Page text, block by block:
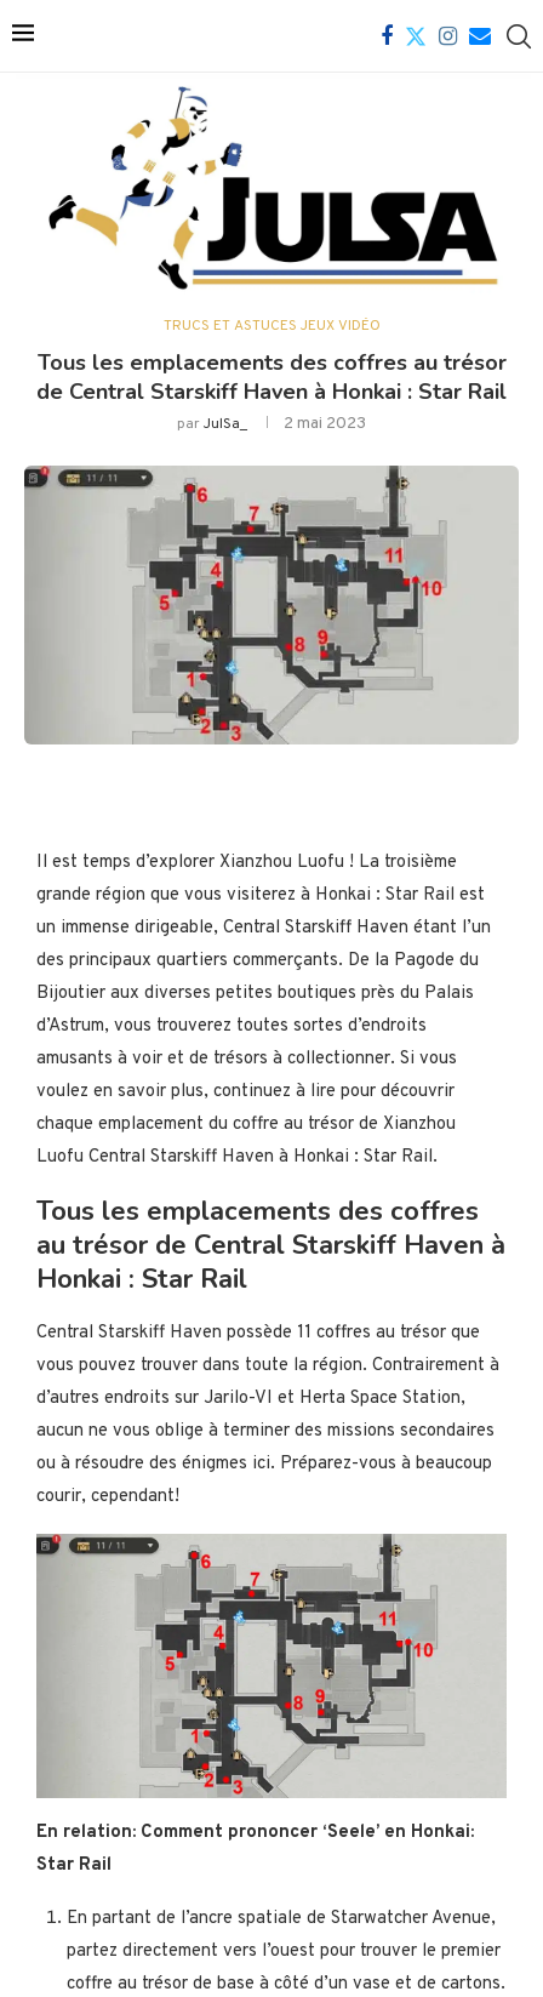
TRUCS ET ASTUCES JEUX VIDÉO
Tous les emplacements des coffres au trésor
de Central Starskiff Haven à Honkai : Star Rail
parJulSa_ 2 mai 2023
Il est temps d’explorer Xianzhou Luofu ! La troisième
grande région que vous visiterez à Honkai : Star Rail est
un immense dirigeable, Central Starskiff Haven étant l’un
des principaux quartiers commerçants. De la Pagode du
Bijoutier aux diverses petites boutiques près du Palais
d’Astrum, vous trouverez toutes sortes d’endroits
amusants à voir et de trésors à collectionner. Si vous
voulez en savoir plus, continuez à lire pour découvrir
chaque emplacement du coffre au trésor de Xianzhou
Luofu Central Starskiff Haven à Honkai : Star Rail.
Tous les emplacements des coffres
au trésor de Central Starskiff Haven à
Honkai : Star Rail
Central Starskiff Haven possède 11 coffres au trésor que
vous pouvez trouver dans toute la région. Contrairement à
d’autres endroits sur Jarilo-VI et Herta Space Station,
aucun ne vous oblige à terminer des missions secondaires
ou à résoudre des énigmes ici. Préparez-vous à beaucoup
courir, cependant!
En relation: Comment prononcer ‘Seele’ en Honkai:
Star Rail
En partant de l’ancre spatiale de Starwatcher Avenue,
partez directement vers l’ouest pour trouver le premier
coffre au trésor de base à côté d’un vase et de cartons.